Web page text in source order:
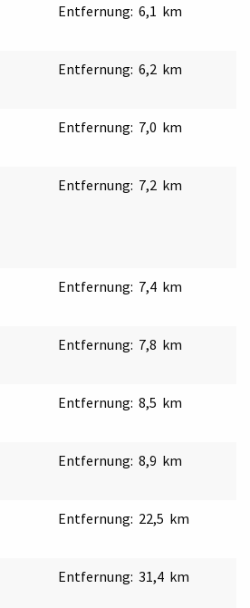
Entfernung: 6,1 km
Entfernung: 6,2 km
Entfernung: 7,0 km
Entfernung: 7,2 km
Entfernung: 7,4 km
Entfernung: 7,8 km
Entfernung: 8,5 km
Entfernung: 8,9 km
Entfernung: 22,5 km
Entfernung: 31,4 km